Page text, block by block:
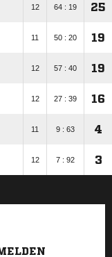
12 64 : 19 25
11 50 : 20 19
12 57 : 40 19
12 27 : 39 16
11 9 : 63 4
12 7 : 92 3